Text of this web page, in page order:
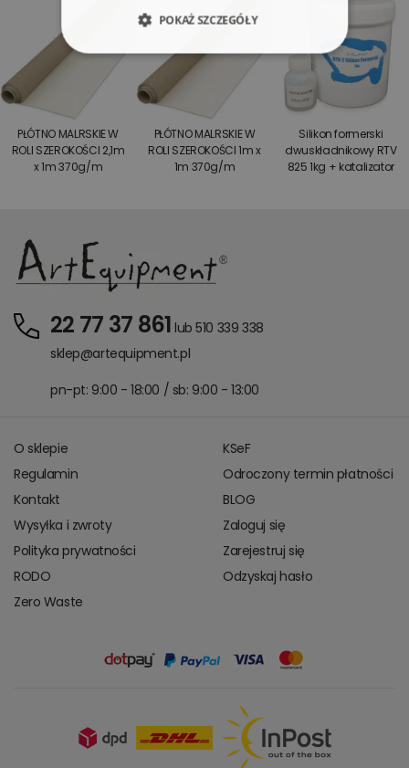
PŁÓTNO MALRSKIE W
ROLI SZEROKOŚCI 2,1m
x 1m 370g/m
PŁÓTNO MALRSKIE W
ROLI SZEROKOŚCI 1m x
1m 370g/m
Silikon formerski
dwuskładnikowy RTV
825 1kg + katalizator
22 77 37 861 lub 510 339 338
sklep@artequipment.pl
pn-pt: 9:00 - 18:00 / sb: 9:00 - 13:00
O sklepie
Regulamin
Kontakt
Wysyłka i zwroty
Polityka prywatności
RODO
Zero Waste
KSeF
Odroczony termin płatności
BLOG
Zaloguj się
Zarejestruj się
Odzyskaj hasło
POKAŻ SZCZEGÓŁY